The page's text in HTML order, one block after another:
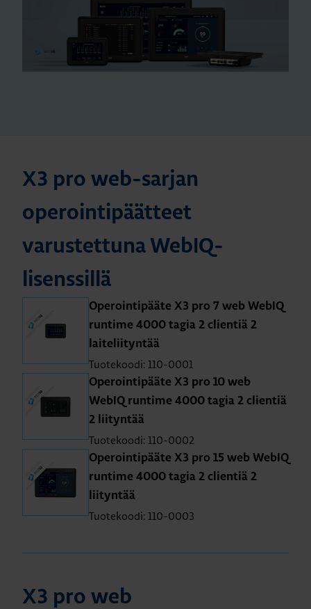
X3 pro web-sarjan
operointipäätteet
varustettuna WebIQ-
lisenssillä
Operointipääte X3 pro 7 web WebIQ
runtime 4000 tagia 2 clientiä 2
laiteliityntää
Tuotekoodi: 110-0001
Operointipääte X3 pro 10 web
WebIQ runtime 4000 tagia 2 clientiä
2 liityntää
Tuotekoodi: 110-0002
Operointipääte X3 pro 15 web WebIQ
runtime 4000 tagia 2 clientiä 2
liityntää
Tuotekoodi: 110-0003
X3 pro web